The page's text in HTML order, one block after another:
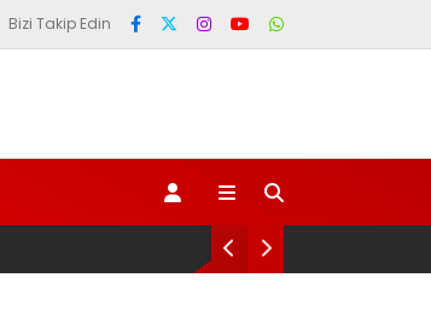
Bizi Takip Edin
AKP’li Başkan Metin